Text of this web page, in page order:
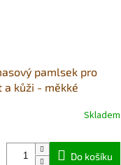
pamlsek pro
a kůži - měkké
Skladem
Do košíku